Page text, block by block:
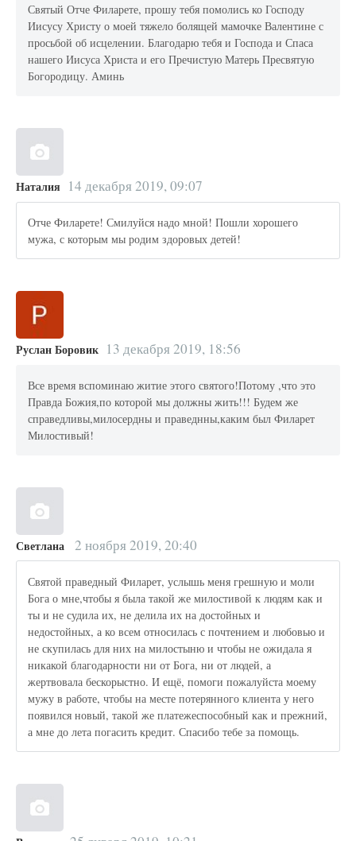
Святый Отче Филарете, прошу тебя помолись ко Господу
Иисусу Христу о моей тяжело болящей мамочке Валентине с
просьбой об исцелении. Благодарю тебя и Господа и Спаса
нашего Иисуса Христа и его Пречистую Матерь Пресвятую
Богородицу. Аминь
Наталия 14 декабря 2019, 09:07
Отче Филарете! Смилуйся надо мной! Пошли хорошего
мужа, с которым мы родим здоровых детей!
Руслан Боровик 13 декабря 2019, 18:56
Все время вспоминаю житие этого святого!Потому ,что это
Правда Божия,по которой мы должны жить!!! Будем же
справедливы,милосердны и праведнны,каким был Филарет
Милостивый!
Светлана 2 ноября 2019, 20:40
Святой праведный Филарет, услышь меня грешную и моли
Бога о мне,чтобы я была такой же милостивой к людям как и
ты и не судила их, не делила их на достойных и
недостойных, а ко всем относилась с почтением и любовью и
не скупилась для них на милостыню и чтобы не ожидала я
никакой благодарности ни от Бога, ни от людей, а
жертвовала бескорыстно. И ещё, помоги пожалуйста моему
мужу в работе, чтобы на месте потерянного клиента у него
появился новый, такой же платежеспособный как и прежний,
а мне до лета погасить кредит. Спасибо тебе за помощь.